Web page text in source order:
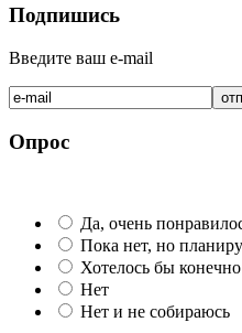
Подпишись
Введите ваш e-mail
Опрос
Да, очень
Пока нет, но
Хотелось бы конечно
Нет
Нет и не собираюсь